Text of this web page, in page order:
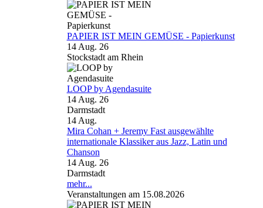
PAPIER IST MEIN GEMÜSE - Papierkunst
14 Aug. 26
Stockstadt am Rhein
LOOP by Agendasuite
14 Aug. 26
Darmstadt
14 Aug.
Mira Cohan + Jeremy Fast ausgewählte
internationale Klassiker aus Jazz, Latin und
Chanson
14 Aug. 26
Darmstadt
mehr...
Veranstaltungen am 15.08.2026